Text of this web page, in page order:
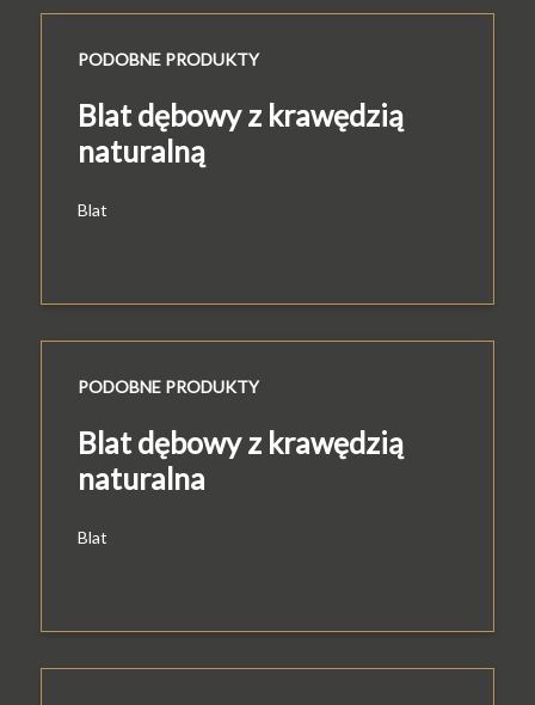
PODOBNE PRODUKTY
Blat dębowy z krawędzią
naturalną
Blat
PODOBNE PRODUKTY
Blat dębowy z krawędzią
naturalna
Blat